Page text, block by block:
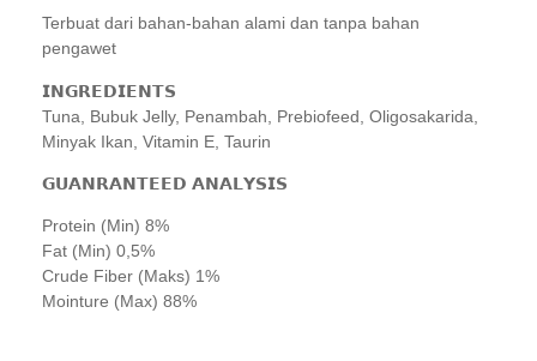
Terbuat dari bahan-bahan alami dan tanpa bahan
pengawet
𝗜𝗡𝗚𝗥𝗘𝗗𝗜𝗘𝗡𝗧𝗦
Tuna, Bubuk Jelly, Penambah, Prebiofeed, Oligosakarida,
Minyak Ikan, Vitamin E, Taurin
𝗚𝗨𝗔𝗡𝗥𝗔𝗡𝗧𝗘𝗘𝗗 𝗔𝗡𝗔𝗟𝗬𝗦𝗜𝗦
Protein (Min) 8%
Fat (Min) 0,5%
Crude Fiber (Maks) 1%
Mointure (Max) 88%